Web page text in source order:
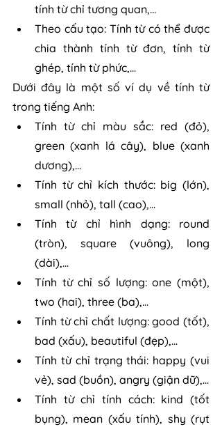
tính từ chỉ tương quan,...
Theo cấu tạo: Tính từ có thể được
chia thành tính từ đơn, tính từ
ghép, tính từ phức,...
Dưới đây là một số ví dụ về tính từ
trong tiếng Anh:
Tính từ chỉ màu sắc: red (đỏ),
green (xanh lá cây), blue (xanh
dương),...
Tính từ chỉ kích thước: big (lớn),
small (nhỏ), tall (cao),...
Tính từ chỉ hình dạng: round
(tròn), square (vuông), long
(dài),...
Tính từ chỉ số lượng: one (một),
two (hai), three (ba),...
Tính từ chỉ chất lượng: good (tốt),
bad (xấu), beautiful (đẹp),...
Tính từ chỉ trạng thái: happy (vui
vẻ), sad (buồn), angry (giận dữ),...
Tính từ chỉ tính cách: kind (tốt
bụng), mean (xấu tính), shy (rụt